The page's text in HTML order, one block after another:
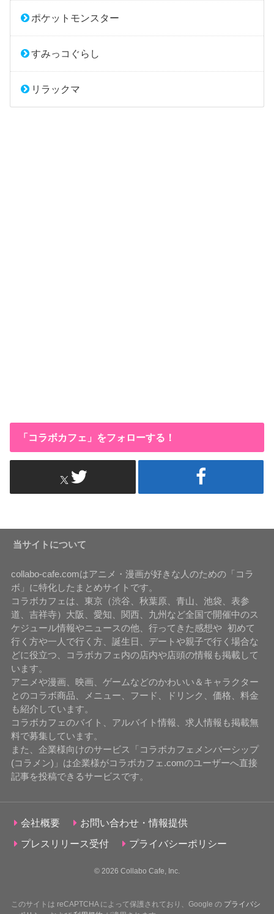
ポケットモンスター
すみっコぐらし
リラックマ
「コラボカフェ」をフォローする！
当サイトについて
collabo-cafe.comはアニメ・漫画が好きな人のための「コラ
ボ」に特化したまとめサイトです。
コラボカフェは、東京（渋谷、秋葉原、青山、池袋、表参
道、吉祥寺）大阪、愛知、関西、九州など全国で開催中のス
ケジュール情報やニュースの他、行ってきた感想や 初めて
行く方や一人で行く方、誕生日、デートや親子で行く場合な
どに役立つ、コラボカフェ内の店内や店頭の情報も掲載して
います。
アニメや漫画、映画、ゲームなどのかわいい＆キャラクター
とのコラボ商品、メニュー、フード、ドリンク、価格、料金
も紹介しています。
コラボカフェのバイト、アルバイト情報、求人情報も掲載無
料で募集しています。
また、企業様向けのサービス「コラボカフェメンバーシップ
(コラメン)」は企業様がコラボカフェ.comのユーザーへ直接
記事を投稿できるサービスです。
会社概要
お問い合わせ・情報提供
プレスリリース受付
プライバシーポリシー
© 2026 Collabo Cafe, Inc.
このサイトは reCAPTCHA によって保護されており、Google の プライバシ